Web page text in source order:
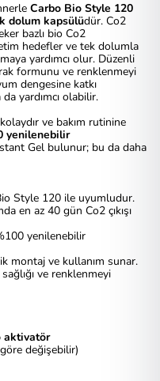
Carbo Bio Style 120
dolum kapsülüdür. Co2
bazlı bio Co2
hedefler ve tek dolumla
yardımcı olur. Düzenli
formunu ve renklenmeyi
dengesine katkı
yardımcı olabilir.
ve bakım rutinine
yenilenebilir
Gel bulunur; bu da daha
Style 120 ile uyumludur.
en az 40 gün Co2 çıkışı
yenilenebilir
montaj ve kullanım sunar.
ve renklenmeyi
aktivatör
değişebilir)